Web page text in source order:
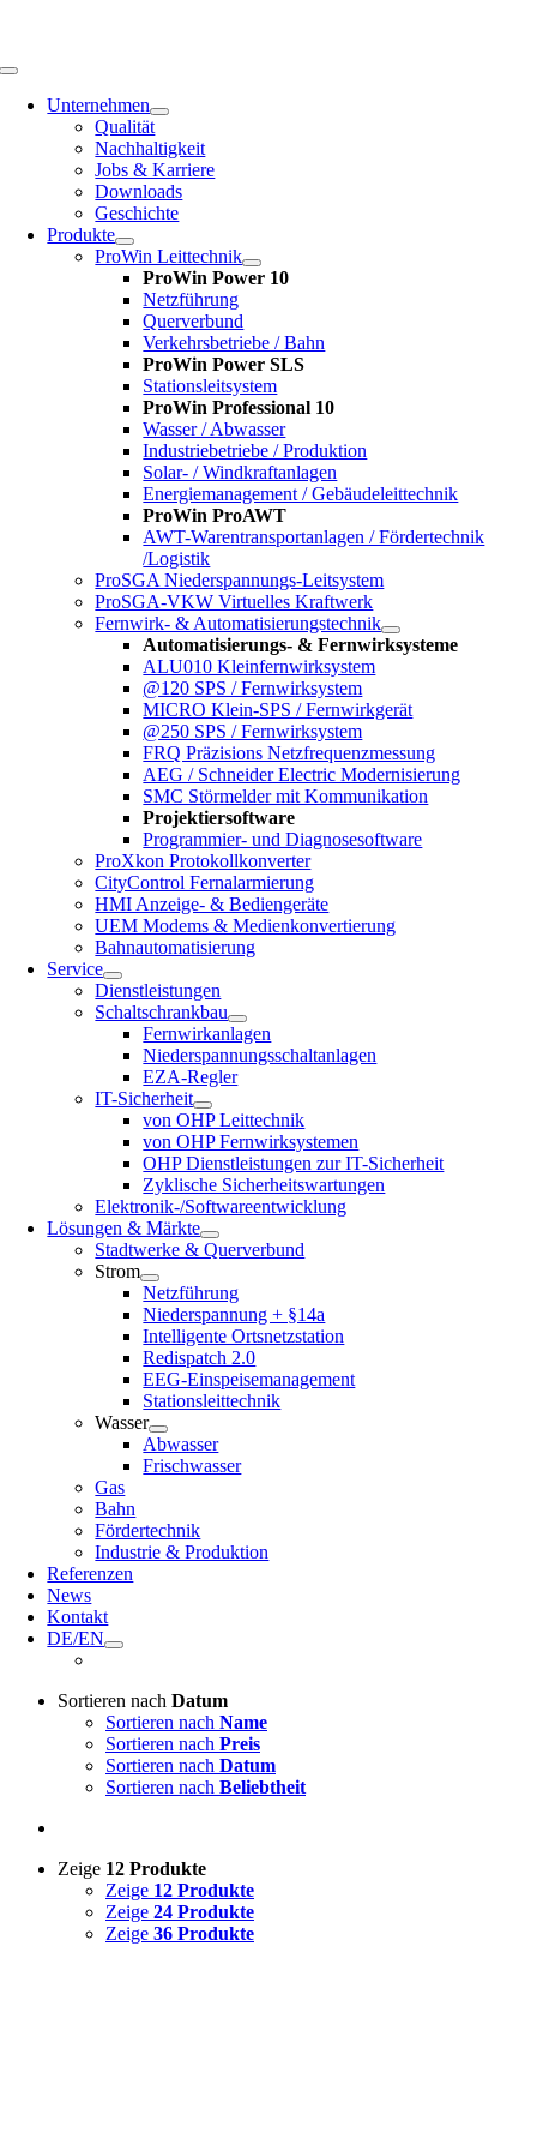
Toggle
NavigationUnternehmen
Qualität
Nachhaltigkeit
Jobs & Karriere
Downloads
Geschichte
Produkte
ProWin Leittechnik
ProWin Power 10
Netzführung
Querverbund
Verkehrsbetriebe / Bahn
ProWin Power SLS
Stationsleitsystem
ProWin Professional 10
Wasser / Abwasser
Industriebetriebe / Produktion
Solar- / Windkraftanlagen
Energiemanagement / Gebäudeleittechnik
ProWin ProAWT
AWT-Warentransportanlagen / Fördertechnik
/Logistik
ProSGA Niederspannungs-Leitsystem
ProSGA-VKW Virtuelles Kraftwerk
Fernwirk- & Automatisierungstechnik
Automatisierungs- & Fernwirksysteme
ALU010 Kleinfernwirksystem
@120 SPS / Fernwirksystem
MICRO Klein-SPS / Fernwirkgerät
@250 SPS / Fernwirksystem
FRQ Präzisions Netzfrequenzmessung
AEG / Schneider Electric Modernisierung
SMC Störmelder mit Kommunikation
Projektiersoftware
Programmier- und Diagnosesoftware
ProXkon Protokollkonverter
CityControl Fernalarmierung
HMI Anzeige- & Bediengeräte
UEM Modems & Medienkonvertierung
Bahnautomatisierung
Service
Dienstleistungen
Schaltschrankbau
Fernwirkanlagen
Niederspannungsschaltanlagen
EZA-Regler
IT-Sicherheit
von OHP Leittechnik
von OHP Fernwirksystemen
OHP Dienstleistungen zur IT-Sicherheit
Zyklische Sicherheitswartungen
Elektronik-/Softwareentwicklung
Lösungen & Märkte
Stadtwerke & Querverbund
Strom
Netzführung
Niederspannung + §14a
Intelligente Ortsnetzstation
Redispatch 2.0
EEG-Einspeisemanagement
Stationsleittechnik
Wasser
Abwasser
Frischwasser
Gas
Bahn
Fördertechnik
Industrie & Produktion
Referenzen
News
Kontakt
DE/EN
Sortieren nach Datum
Sortieren nach Name
Sortieren nach Preis
Sortieren nach Datum
Sortieren nach Beliebtheit
Zeige 12 Produkte
Zeige 12 Produkte
Zeige 24 Produkte
Zeige 36 Produkte